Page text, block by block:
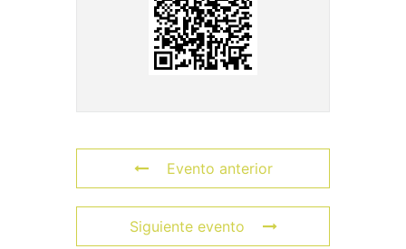
Evento anterior
Siguiente evento